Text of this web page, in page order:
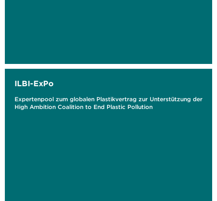
ILBI-ExPo
Expertenpool zum globalen Plastikvertrag zur Unterstützung der
High Ambition Coalition to End Plastic Pollution